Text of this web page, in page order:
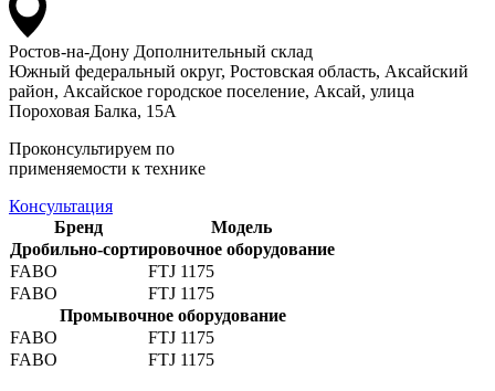
Ростов-на-Дону Дополнительный склад
Южный федеральный округ, Ростовская область, Аксайский
район, Аксайское городское поселение, Аксай, улица
Пороховая Балка, 15А
Проконсультируем по
применяемости к технике
Консультация
Бренд
Модель
Дробильно-сортировочное оборудование
FABO
FTJ 1175
FABO
FTJ 1175
Промывочное оборудование
FABO
FTJ 1175
FABO
FTJ 1175